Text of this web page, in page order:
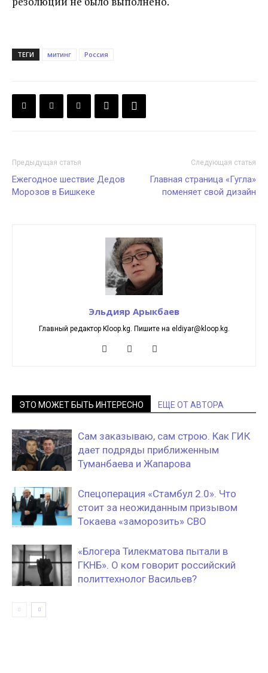
ТЕГИ митинг Россия
Предыдущая статья
Ежегодное шествие Дедов
Морозов в Бишкеке
Следующая статья
Главная страница «Гугла»
поменяет свой дизайн
Эльдияр Арыкбаев
Главный редактор Kloop.kg. Пишите на eldiyar@kloop.kg.
ЭТО МОЖЕТ БЫТЬ ИНТЕРЕСНО ЕЩЕ ОТ АВТОРА
Сам заказываю, сам строю. Как ГИК
дает подряды приближенным
Туманбаева и Жапарова
Спецоперация «Стамбул 2.0». Что
стоит за неожиданным призывом
Токаева «заморозить» СВО
«Блогера Тилекматова пытали в
ГКНБ». О ком говорит российский
политтехнолог Васильев?